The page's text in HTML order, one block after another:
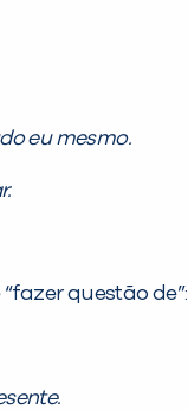
eu mesmo.
questão de”: